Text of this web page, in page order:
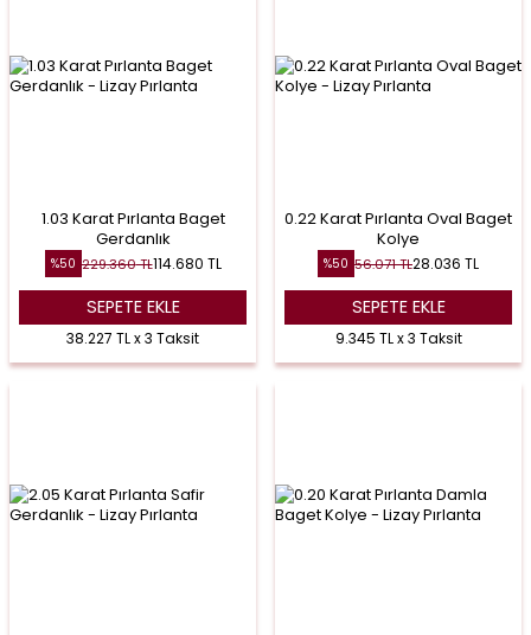
1.03 Karat Pırlanta Baget
Gerdanlık
%50 229.360TL114.680 TL
SEPETE EKLE
38.227 TL x 3 Taksit
0.22 Karat Pırlanta Oval Baget
Kolye
%50 56.071TL28.036 TL
SEPETE EKLE
9.345 TL x 3 Taksit